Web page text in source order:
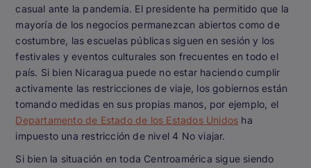
casual ante la pandemia. El presidente ha permitido que la
mayoría de los negocios permanezcan abiertos como de
costumbre, las escuelas públicas siguen en sesión y los
festivales y eventos culturales son frecuentes en todo el
país. Si bien Nicaragua puede no estar haciendo cumplir
activamente las restricciones de viaje, los gobiernos están
tomando medidas en sus propias manos, por ejemplo, el
Departamento de Estado de los Estados Unidos ha
impuesto una restricción de nivel 4 No viajar.
Si bien la situación en toda Centroamérica sigue siendo